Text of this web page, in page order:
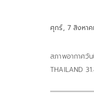
ศุกร์, 7 สิงหา
สภาพอากาศวั
THAILAND